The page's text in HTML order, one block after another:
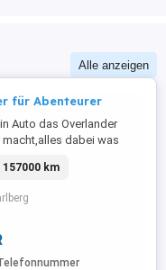
Alle anzeigen
für Abenteurer
Auto das Overlander
macht,alles dabei was
Anschauen
ob es passt.Ist
wird noch gefahren also
vom Jeep
157000 km